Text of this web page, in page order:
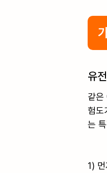
유
같은
험도
는
1)